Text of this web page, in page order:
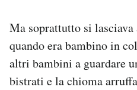
Ma soprattutto si
quando era bambino in
altri bambini a guardare
bistrati e la chioma